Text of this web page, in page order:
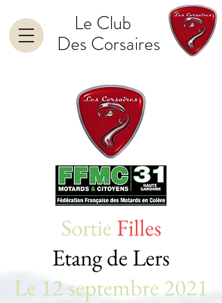
Des Corsaires
Le Club
Sortie Filles
Etang de Lers
Le 12 septembre 2021